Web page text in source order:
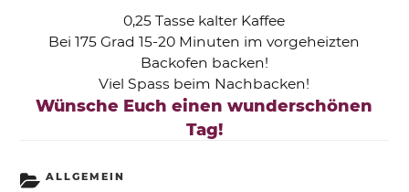
0,25 Tasse kalter Kaffee
Bei 175 Grad 15-20 Minuten im vorgeheizten
Backofen backen!
Viel Spass beim Nachbacken!
Wünsche Euch einen wunderschönen
Tag!
KATEGORIEN
ALLGEMEIN